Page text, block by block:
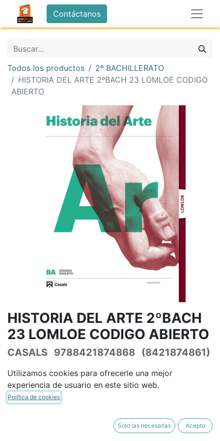
Contáctanos
Todos los productos
2º BACHILLERATO
HISTORIA DEL ARTE 2ºBACH 23 LOMLOE CODIGO
ABIERTO
HISTORIA DEL ARTE 2ºBACH
23 LOMLOE CODIGO ABIERTO
CASALS 9788421874868 (8421874861)
46,80€ 55,06€ IVA Incluido
COMPRAR AHORA
Utilizamos cookies para ofrecerle una mejor
experiencia de usuario en este sitio web.
Política de cookies
Solo las necesarias Acepto